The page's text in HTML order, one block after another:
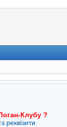
Клубу ?
реквізити